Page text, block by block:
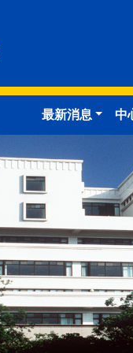
最新消息 中